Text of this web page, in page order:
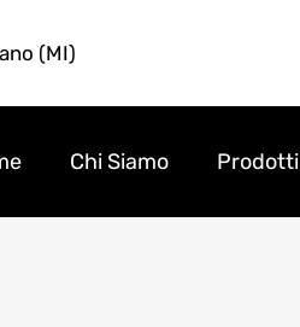
(MI)
Chi Siamo Prodotti